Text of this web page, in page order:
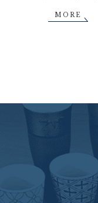
MORE